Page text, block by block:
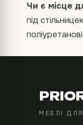
Чи є місце
під
МЕБЛІ